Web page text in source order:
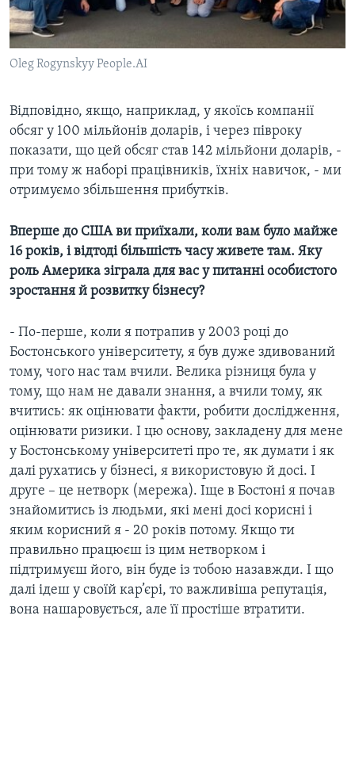
Oleg Rogynskyy People.AI
Відповідно, якщо, наприклад, у якоїсь компанії
обсяг у 100 мільйонів доларів, і через півроку
показати, що цей обсяг став 142 мільйони доларів, -
при тому ж наборі працівників, їхніх навичок, - ми
отримуємо збільшення прибутків.​
Вперше до США ви приїхали, коли вам було майже
16 років, і відтоді більшість часу живете там. Яку
роль Америка зіграла для вас у питанні особистого
зростання й розвитку бізнесу?
- По-перше, коли я потрапив у 2003 році до
Бостонського університету, я був дуже здивований
тому, чого нас там вчили. Велика різниця була у
тому, що нам не давали знання, а вчили тому, як
вчитись: як оцінювати факти, робити дослідження,
оцінювати ризики. І цю основу, закладену для мене
у Бостонському університеті про те, як думати і як
далі рухатись у бізнесі, я використовую й досі. І
друге – це нетворк (мережа). Іще в Бостоні я почав
знайомитись із людьми, які мені досі корисні і
яким корисний я - 20 років потому. Якщо ти
правильно працюєш із цим нетворком і
підтримуєш його, він буде із тобою назавжди. І що
далі ідеш у своїй кар’єрі, то важливіша репутація,
вона нашаровується, але її простіше втратити.